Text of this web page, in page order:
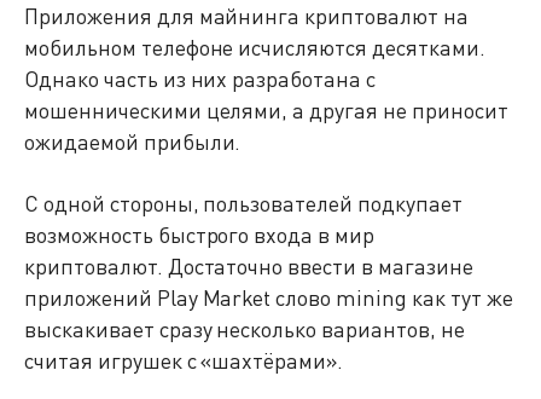
Приложения для майнинга криптовалют на
мобильном телефоне исчисляются десятками.
Однако часть из них разработана с
мошенническими целями, а другая не приносит
ожидаемой прибыли.
С одной стороны, пользователей подкупает
возможность быстрого входа в мир
криптовалют. Достаточно ввести в магазине
приложений Play Market слово mining как тут же
выскакивает сразу несколько вариантов, не
считая игрушек с «шахтёрами».